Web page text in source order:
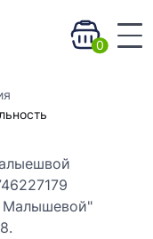
0
Малышевой"